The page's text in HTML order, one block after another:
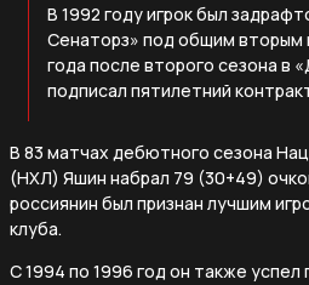
В 1992 году игрок был
Сенаторз» под общим
года после второго сезона в
подписал пятилетний
В 83 матчах дебютного сезона
(НХЛ) Яшин набрал 79 (30+49)
россиянин был признан лучшим
клуба.
С 1994 по 1996 год он также